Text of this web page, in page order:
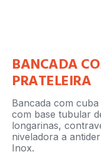
BANCADA
PRATELEIRA
Bancada com
com base tubular
longarinas,
niveladora a
Inox.